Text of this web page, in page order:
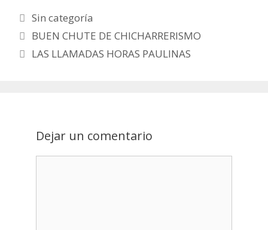
Categorías
Sin categoría
Post
navigation
BUEN CHUTE DE CHICHARRERISMO
LAS LLAMADAS HORAS PAULINAS
Dejar un comentario